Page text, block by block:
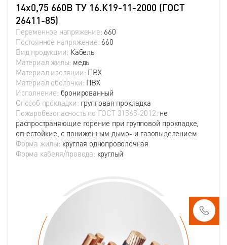
14х0,75 660В ТУ 16.К19-11-2000 (ГОСТ
26411-85)
Переменное напряжение: 660
Постоянное напряжение: 660
Вид продукции: Кабель
Материал жилы: медь
Материал изоляции: ПВХ
Материал оболочки: ПВХ
Исполнение: бронированный
Способ прокладки: групповая прокладка
Пожаробезопасность по ГОСТ 31565-2012: не
распространяющие горение при групповой прокладке,
огнестойкие, с пониженным дымо- и газовыделением
Форма жилы: круглая однопроволочная
Форма кабеля/провода: круглый